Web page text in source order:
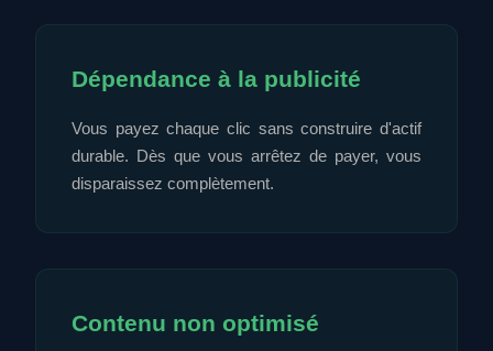
Dépendance à la publicité
Vous payez chaque clic sans construire d'actif
durable. Dès que vous arrêtez de payer, vous
disparaissez complètement.
Contenu non optimisé